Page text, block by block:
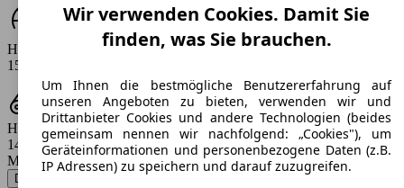
Höchstgeschwindigkeit (km/h)
150 km/h
Hubraum
1499 ccm
Modellbezeichnung :
Doblo 1.5 BlueHDi L1 - 75 KW (102 PS) (Seit 2024/12) ▼
Wir verwenden Cookies. Damit Sie
finden, was Sie brauchen.
Um Ihnen die bestmögliche Benutzererfahrung auf
unseren Angeboten zu bieten, verwenden wir und
Drittanbieter Cookies und andere Technologien (beides
gemeinsam nennen wir nachfolgend: „Cookies"), um
Geräteinformationen und personenbezogene Daten (z.B.
IP Adressen) zu speichern und darauf zuzugreifen.